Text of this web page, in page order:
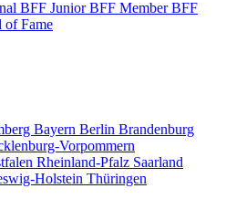
BFF JuniorBFF MemberBFF
Fame
Bayern Berlin Brandenburg
Vorpommern
Rheinland-Pfalz Saarland
Holstein Thüringen